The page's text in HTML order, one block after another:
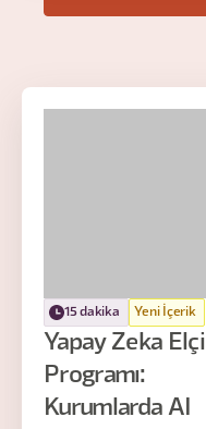
15 dakika Yeni İçerik
Yapay Zeka Elçi
Programı:
Kurumlarda AI